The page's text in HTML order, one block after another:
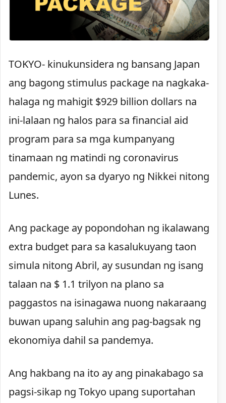
TOKYO- kinukunsidera ng bansang Japan
ang bagong stimulus package na nagkaka-
halaga ng mahigit $929 billion dollars na
ini-lalaan ng halos para sa financial aid
program para sa mga kumpanyang
tinamaan ng matindi ng coronavirus
pandemic, ayon sa dyaryo ng Nikkei nitong
Lunes.
Ang package ay popondohan ng ikalawang
extra budget para sa kasalukuyang taon
simula nitong Abril, ay susundan ng isang
talaan na $ 1.1 trilyon na plano sa
paggastos na isinagawa nuong nakaraang
buwan upang saluhin ang pag-bagsak ng
ekonomiya dahil sa pandemya.
Ang hakbang na ito ay ang pinakabago sa
pagsi-sikap ng Tokyo upang suportahan